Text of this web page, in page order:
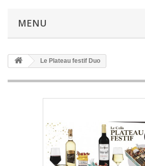
MENU
Le Plateau festif Duo